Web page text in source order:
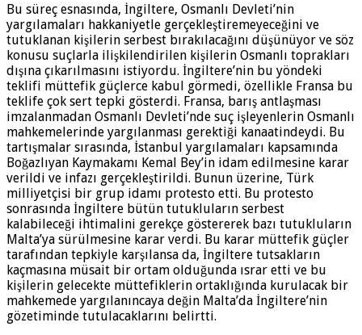
Bu süreç esnasında, İngiltere, Osmanlı Devleti’nin
yargılamaları hakkaniyetle gerçekleştiremeyeceğini ve
tutuklanan kişilerin serbest bırakılacağını düşünüyor ve söz
konusu suçlarla ilişkilendirilen kişilerin Osmanlı toprakları
dışına çıkarılmasını istiyordu. İngiltere’nin bu yöndeki
teklifi müttefik güçlerce kabul görmedi, özellikle Fransa bu
teklife çok sert tepki gösterdi. Fransa, barış antlaşması
imzalanmadan Osmanlı Devleti’nde suç işleyenlerin Osmanlı
mahkemelerinde yargılanması gerektiği kanaatindeydi. Bu
tartışmalar sırasında, İstanbul yargılamaları kapsamında
Boğazlıyan Kaymakamı Kemal Bey’in idam edilmesine karar
verildi ve infazı gerçekleştirildi. Bunun üzerine, Türk
milliyetçisi bir grup idamı protesto etti. Bu protesto
sonrasında İngiltere bütün tutukluların serbest
kalabileceği ihtimalini gerekçe göstererek bazı tutukluların
Malta’ya sürülmesine karar verdi. Bu karar müttefik güçler
tarafından tepkiyle karşılansa da, İngiltere tutsakların
kaçmasına müsait bir ortam olduğunda ısrar etti ve bu
kişilerin gelecekte müttefiklerin ortaklığında kurulacak bir
mahkemede yargılanıncaya değin Malta’da İngiltere’nin
gözetiminde tutulacaklarını belirtti.